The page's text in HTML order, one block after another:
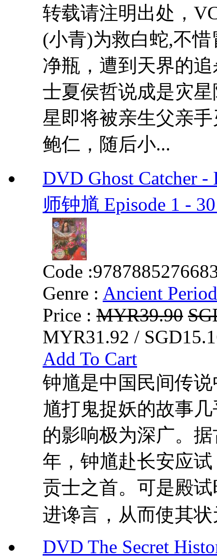
转载请注明出处，
(小青)为救白蛇,不
净瓶，遭到天界的
士夏侯哲说成是灾
星即将被亲生父亲
鲍仁，随后小...
DVD Ghost Catcher
师钟馗 Episode 1 -
Code :
Genre : Ancient Period
Price : MYR39.90
MYR31.92 /
Add To Cart
钟馗是中国民间传
馗打鬼捉妖的故事
的影响极为深广。
年，钟馗赴长安应
贡士之首。可是殿
进谗言，从而使其
DVD The Secret